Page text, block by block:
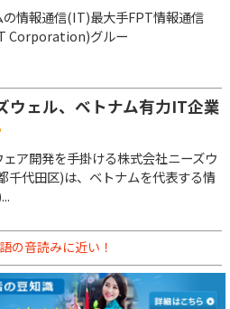
情報通信(IT)最大手FPT情報通信
Corporation)グルー
ウェル、ベトナム有力IT企業
ア開発を手掛ける株式会社ニーズウ
千代田区)は、ベトナムを代表する情
の音読みに近い！